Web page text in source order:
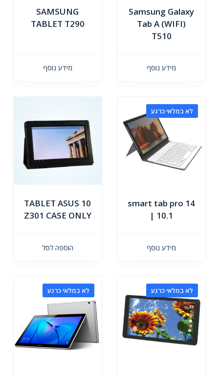
Samsung Galaxy
Tab A (WIFI)
T510
מידע נוסף
SAMSUNG
TABLET T290
מידע נוסף
לא במלאי כרגע
smart tab pro 14
| 10.1
מידע נוסף
TABLET ASUS 10
Z301 CASE ONLY
הוספה לסל
לא במלאי כרגע לא במלאי כרגע